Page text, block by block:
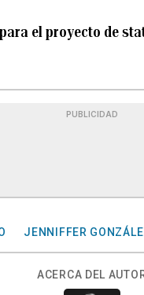
el proyecto de
PUBLICIDAD
JENNIFFER
ACERCA DEL